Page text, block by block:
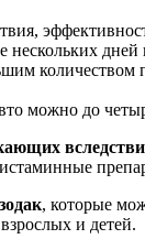
нескольких дней
количеством
можно до
зодак, которые
и детей.